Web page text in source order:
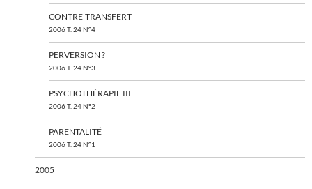
CONTRE-TRANSFERT
2006 T. 24 N°4
PERVERSION ?
2006 T. 24 N°3
PSYCHOTHÉRAPIE III
2006 T. 24 N°2
PARENTALITÉ
2006 T. 24 N°1
2005